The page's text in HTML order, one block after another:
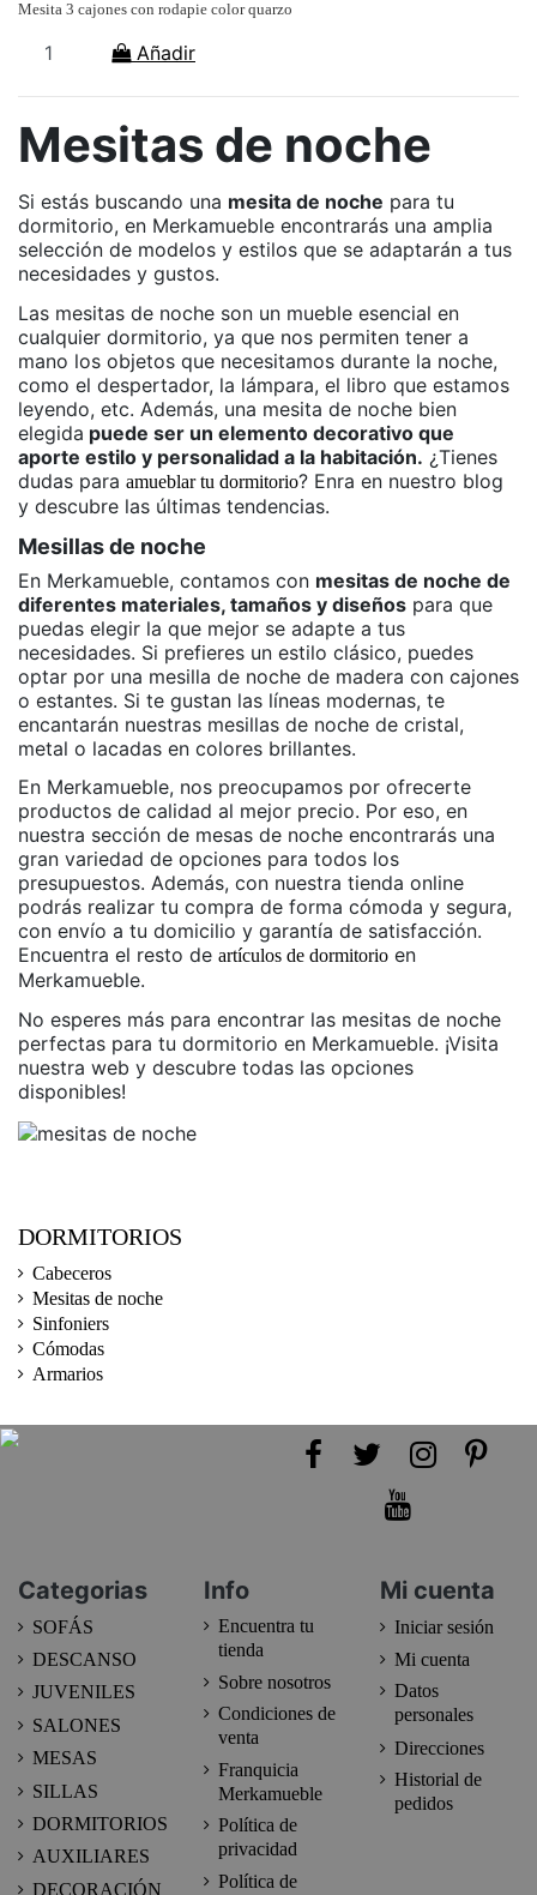
Mesita 3 cajones con rodapie color quarzo
Añadir
Mesitas de noche
Si estás buscando una mesita de noche para tu
dormitorio, en Merkamueble encontrarás una amplia
selección de modelos y estilos que se adaptarán a tus
necesidades y gustos.
Las mesitas de noche son un mueble esencial en
cualquier dormitorio, ya que nos permiten tener a
mano los objetos que necesitamos durante la noche,
como el despertador, la lámpara, el libro que estamos
leyendo, etc. Además, una mesita de noche bien
elegida puede ser un elemento decorativo que
aporte estilo y personalidad a la habitación. ¿Tienes
dudas para amueblar tu dormitorio? Enra en nuestro blog
y descubre las últimas tendencias.
Mesillas de noche
En Merkamueble, contamos con mesitas de noche de
diferentes materiales, tamaños y diseños para que
puedas elegir la que mejor se adapte a tus
necesidades. Si prefieres un estilo clásico, puedes
optar por una mesilla de noche de madera con cajones
o estantes. Si te gustan las líneas modernas, te
encantarán nuestras mesillas de noche de cristal,
metal o lacadas en colores brillantes.
En Merkamueble, nos preocupamos por ofrecerte
productos de calidad al mejor precio. Por eso, en
nuestra sección de mesas de noche encontrarás una
gran variedad de opciones para todos los
presupuestos. Además, con nuestra tienda online
podrás realizar tu compra de forma cómoda y segura,
con envío a tu domicilio y garantía de satisfacción.
Encuentra el resto de artículos de dormitorio en
Merkamueble.
No esperes más para encontrar las mesitas de noche
perfectas para tu dormitorio en Merkamueble. ¡Visita
nuestra web y descubre todas las opciones
disponibles!
DORMITORIOS
Cabeceros
Mesitas de noche
Sinfoniers
Cómodas
Armarios
Categorias
SOFÁS
DESCANSO
JUVENILES
SALONES
MESAS
SILLAS
DORMITORIOS
AUXILIARES
DECORACIÓN
Info
Encuentra tu
tienda
Sobre nosotros
Condiciones de
venta
Franquicia
Merkamueble
Política de
privacidad
Política de
Mi cuenta
Iniciar sesión
Mi cuenta
Datos
personales
Direcciones
Historial de
pedidos